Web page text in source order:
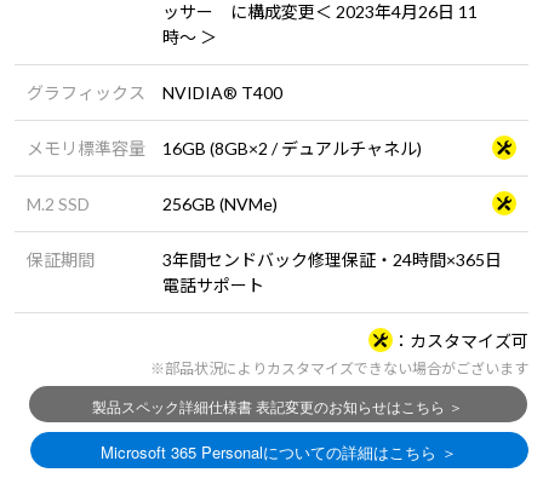
ッサー に構成変更＜ 2023年4月26日 11
時～ ＞
グラフィックス NVIDIA® T400
メモリ標準容量 16GB (8GB×2 / デュアルチャネル)
M.2 SSD 256GB (NVMe)
保証期間
3年間センドバック修理保証・24時間×365日
電話サポート
カスタマイズ可
※部品状況によりカスタマイズできない場合がございます